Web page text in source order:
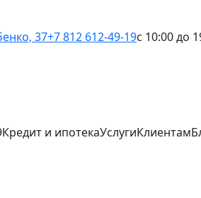
37+7 812 612-49-19с 10:00 до
Кредит и ипотекаУслугиКлиентам